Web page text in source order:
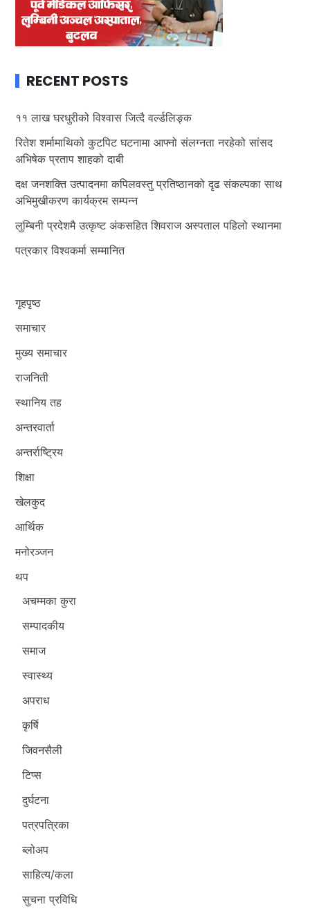
RECENT POSTS
११ लाख घरधुरीको विश्वास जित्दै वर्ल्डलिङ्क
रितेश शर्मामाथिको कुटपिट घटनामा आफ्नो संलग्नता नरहेको सांसद
अभिषेक प्रताप शाहको दाबी
दक्ष जनशक्ति उत्पादनमा कपिलवस्तु प्रतिष्ठानको दृढ संकल्पका साथ
अभिमुखीकरण कार्यक्रम सम्पन्न
लुम्बिनी प्रदेशमै उत्कृष्ट अंकसहित शिवराज अस्पताल पहिलो स्थानमा
पत्रकार विश्वकर्मा सम्मानित
गृहपृष्ठ
समाचार
मुख्य समाचार
राजनिती
स्थानिय तह
अन्तरवार्ता
अन्तर्राष्ट्रिय
शिक्षा
खेलकुद
आर्थिक
मनोरञ्जन
थप
अचम्मका कुरा
सम्पादकीय
समाज
स्वास्थ्य
अपराध
कृर्षि
जिवनसैली
टिप्स
दुर्घटना
पत्रपत्रिका
ब्लोअप
साहित्य/कला
सुचना प्रविधि